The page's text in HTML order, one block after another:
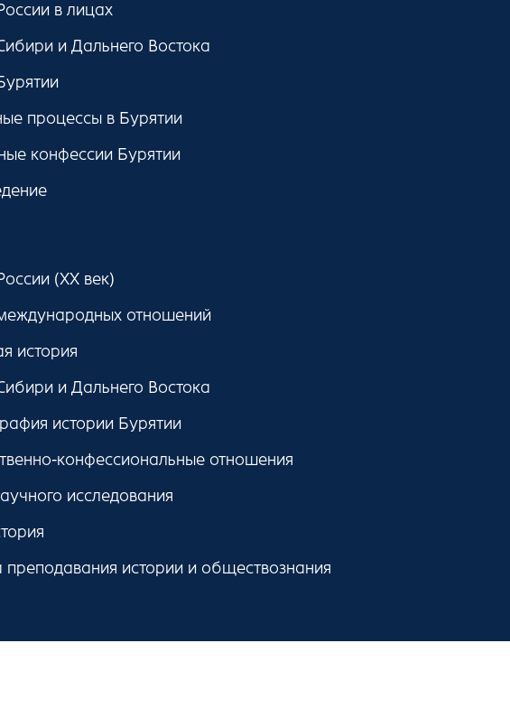
в лицах
и Дальнего Востока
процессы в Бурятии
конфессии Бурятии
(ХХ век)
отношений
история
и Дальнего Востока
истории Бурятии
конфессиональные отношения
исследования
преподавания истории и обществознания